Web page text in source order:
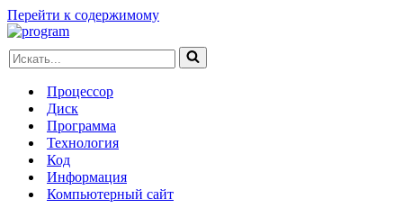
Перейти к содержимому
Искать...
Процессор
Диск
Программа
Технология
Код
Информация
Компьютерный сайт